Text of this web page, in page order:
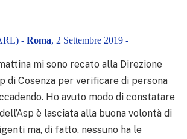
- Roma, 2 Settembre 2019 -
mi sono recato alla Direzione
di Cosenza per verificare di persona
Ho avuto modo di constatare
è lasciata alla buona volontà di
ma, di fatto, nessuno ha le